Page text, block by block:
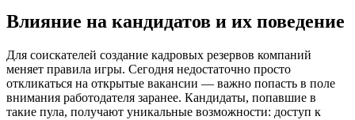
Влияние на кандидатов и их поведение
Для соискателей создание кадровых резервов компаний
меняет правила игры. Сегодня недостаточно просто
откликаться на открытые вакансии — важно попасть в поле
внимания работодателя заранее. Кандидаты, попавшие в
такие пула, получают уникальные возможности: доступ к